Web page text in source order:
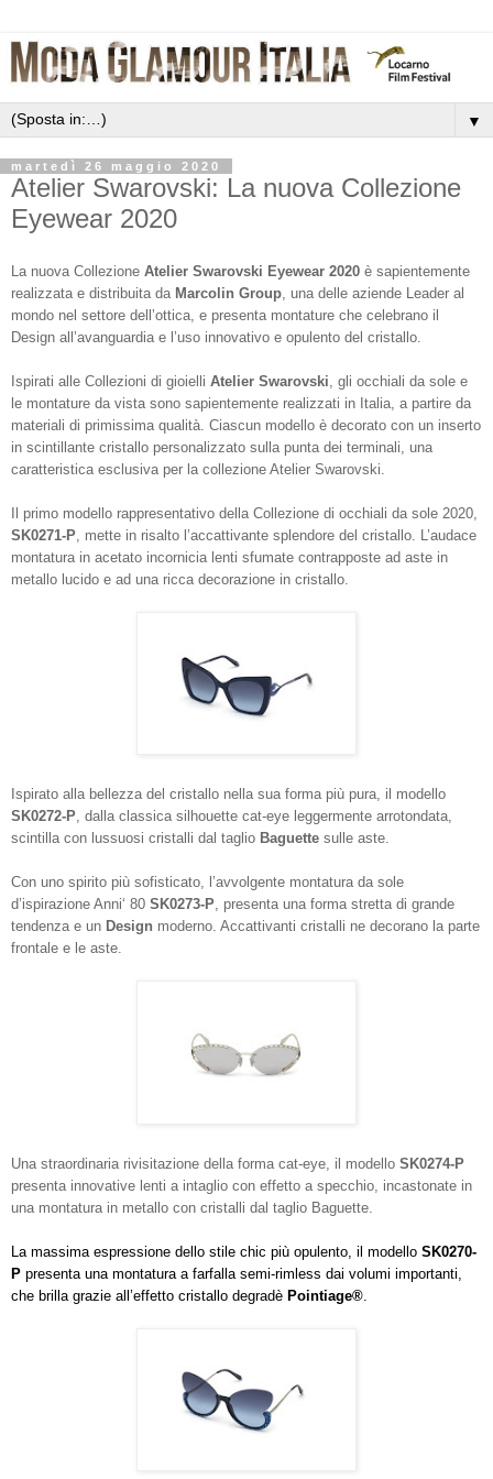
▼
martedì 26 maggio 2020
Atelier Swarovski: La nuova Collezione
Eyewear 2020
La nuova Collezione Atelier Swarovski Eyewear 2020 è sapientemente
realizzata e distribuita da Marcolin Group, una delle aziende Leader al
mondo nel settore dell’ottica, e presenta montature che celebrano il
Design all’avanguardia e l’uso innovativo e opulento del cristallo.
Ispirati alle Collezioni di gioielli Atelier Swarovski, gli occhiali da sole e
le montature da vista sono sapientemente realizzati in Italia, a partire da
materiali di primissima qualità. Ciascun modello è decorato con un inserto
in scintillante cristallo personalizzato sulla punta dei terminali, una
caratteristica esclusiva per la collezione Atelier Swarovski.
Il primo modello rappresentativo della Collezione di occhiali da sole 2020,
SK0271-P, mette in risalto l’accattivante splendore del cristallo. L’audace
montatura in acetato incornicia lenti sfumate contrapposte ad aste in
metallo lucido e ad una ricca decorazione in cristallo.
Ispirato alla bellezza del cristallo nella sua forma più pura, il modello
SK0272-P, dalla classica silhouette cat-eye leggermente arrotondata,
scintilla con lussuosi cristalli dal taglio Baguette sulle aste.
Con uno spirito più sofisticato, l’avvolgente montatura da sole
d’ispirazione Anni‘ 80 SK0273-P, presenta una forma stretta di grande
tendenza e un Design moderno. Accattivanti cristalli ne decorano la parte
frontale e le aste.
Una straordinaria rivisitazione della forma cat-eye, il modello SK0274-P
presenta innovative lenti a intaglio con effetto a specchio, incastonate in
una montatura in metallo con cristalli dal taglio Baguette.
La massima espressione dello stile chic più opulento, il modello SK0270-
P presenta una montatura a farfalla semi-rimless dai volumi importanti,
che brilla grazie all’effetto cristallo degradè Pointiage®.